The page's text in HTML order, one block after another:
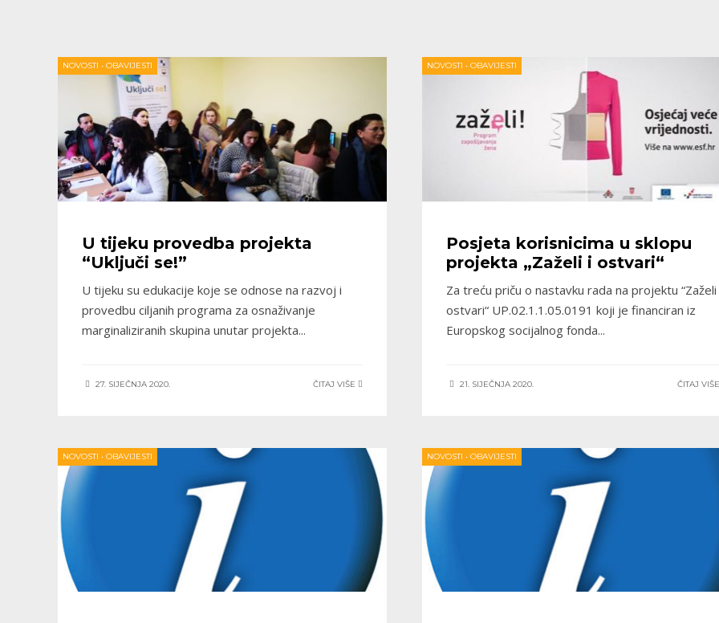
NOVOSTI • OBAVIJESTI
U tijeku provedba projekta
“Uključi se!”
U tijeku su edukacije koje se odnose na razvoj i
provedbu ciljanih programa za osnaživanje
marginaliziranih skupina unutar projekta...
27. SIJEČNJA 2020. ČITAJ VIŠE
NOVOSTI • OBAVIJESTI
Posjeta korisnicima u sklopu
projekta „Zaželi i ostvari“
Za treću priču o nastavku rada na projektu “Zaželi
ostvari“ UP.02.1.1.05.0191 koji je financiran iz
Europskog socijalnog fonda...
21. SIJEČNJA 2020. ČITAJ
NOVOSTI • OBAVIJESTI NOVOSTI • OBAVIJESTI